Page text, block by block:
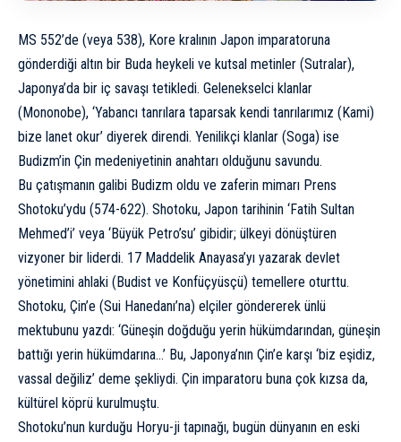
MS 552’de (veya 538), Kore kralının Japon imparatoruna
gönderdiği altın bir Buda heykeli ve kutsal metinler (Sutralar),
Japonya’da bir iç savaşı tetikledi. Gelenekselci klanlar
(Mononobe), ‘Yabancı tanrılara taparsak kendi tanrılarımız (Kami)
bize lanet okur’ diyerek direndi. Yenilikçi klanlar (Soga) ise
Budizm’in Çin medeniyetinin anahtarı olduğunu savundu.
Bu çatışmanın galibi Budizm oldu ve zaferin mimarı Prens
Shotoku’ydu (574-622). Shotoku, Japon tarihinin ‘Fatih Sultan
Mehmed’i’ veya ‘Büyük Petro’su’ gibidir; ülkeyi dönüştüren
vizyoner bir liderdi. 17 Maddelik Anayasa’yı yazarak devlet
yönetimini ahlaki (Budist ve Konfüçyüsçü) temellere oturttu.
Shotoku, Çin’e (Sui Hanedanı’na) elçiler göndererek ünlü
mektubunu yazdı: ‘Güneşin doğduğu yerin hükümdarından, güneşin
battığı yerin hükümdarına…’ Bu, Japonya’nın Çin’e karşı ‘biz eşidiz,
vassal değiliz’ deme şekliydi. Çin imparatoru buna çok kızsa da,
kültürel köprü kurulmuştu.
Shotoku’nun kurduğu Horyu-ji tapınağı, bugün dünyanın en eski